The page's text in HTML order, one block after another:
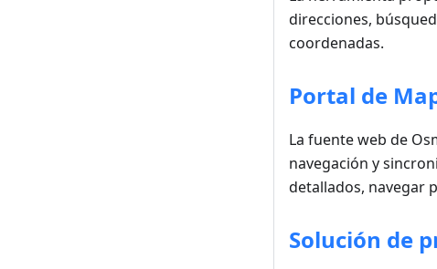
direcciones,
coordenadas.
Portal de
La fuente web de
navegación y
detallados, navegar
Solución de